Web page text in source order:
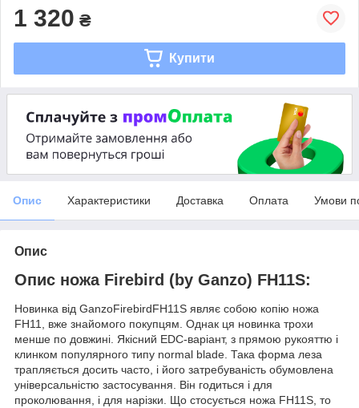
1 320 ₴
Купити
Опис Характеристики Доставка Оплата Умови
Опис
Опис ножа Firebird (by Ganzo) FH11S:
Новинка від GanzoFirebirdFH11S являє собою копію ножа
FH11, вже знайомого покупцям. Однак ця новинка трохи
менше по довжині. Якісний EDC-варіант, з прямою рукояттю і
клинком популярного типу normal blade. Така форма леза
трапляється досить часто, і його затребуваність обумовлена
універсальністю застосування. Він годиться і для
проколювання, і для нарізки. Що стосується ножа FH11S, то